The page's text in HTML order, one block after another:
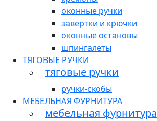
оконные ручки
завертки и крючки
оконные остановы
шпингалеты
ТЯГОВЫЕ РУЧКИ
тяговые ручки
ручки-скобы
МЕБЕЛЬНАЯ ФУРНИТУРА
мебельная фурнитура